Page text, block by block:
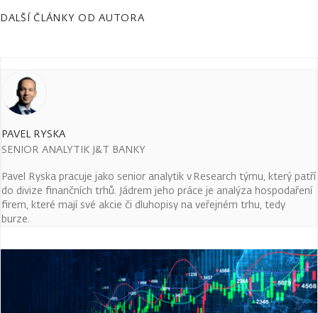
DALŠÍ ČLÁNKY OD AUTORA
PAVEL RYSKA
SENIOR ANALYTIK J&T BANKY
Pavel Ryska pracuje jako senior analytik v Research týmu, který patří
do divize finančních trhů. Jádrem jeho práce je analýza hospodaření
firem, které mají své akcie či dluhopisy na veřejném trhu, tedy
burze.